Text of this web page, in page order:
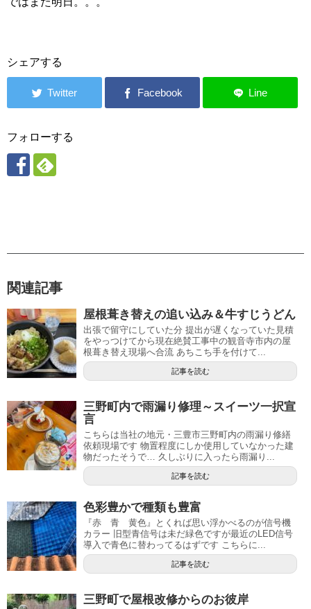
シェアする
フォローする
関連記事
屋根葺き替えの追い込み＆牛すじうどん
出張で留守にしていた分 提出が遅くなっていた見積
をやっつけてから現在絶賛工事中の観音寺市内の屋
根葺き替え現場へ合流 あちこち手を付けて...
記事を読む
三野町内で雨漏り修理～スイーツ一択宣
言
こちらは当社の地元・三豊市三野町内の雨漏り修繕
依頼現場です 物置程度にしか使用していなかった建
物だったそうで… 久しぶりに入ったら雨漏り...
記事を読む
色彩豊かで種類も豊富
『赤 青 黄色』とくれば思い浮かべるのが信号機
カラー 旧型青信号は未だ緑色ですが最近のLED信号
導入で青色に替わってるはずです こちらに...
記事を読む
三野町で屋根改修からのお彼岸